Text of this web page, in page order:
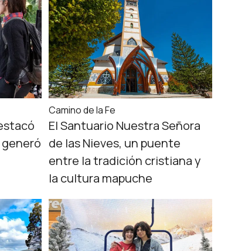
Camino de la Fe
El Santuario Nuestra Señora
de las Nieves, un puente
entre la tradición cristiana y
la cultura mapuche